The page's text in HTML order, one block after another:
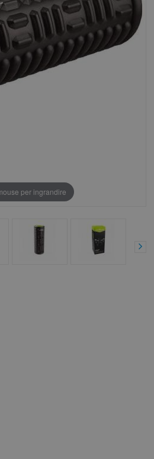
per ingrandire